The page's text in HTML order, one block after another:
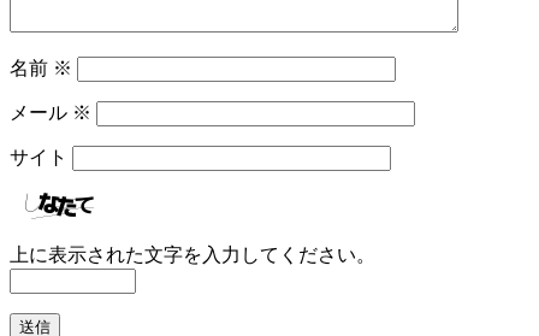
名前 ※
メール ※
サイト
上に表示された文字を入力してください。